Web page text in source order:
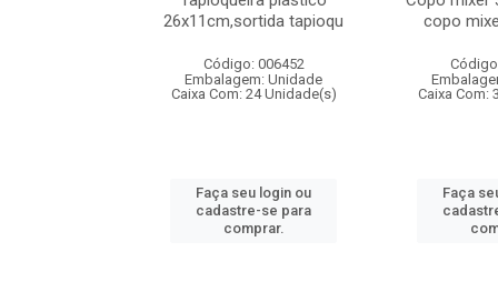
26x11cm,sortida tapioqu
Código: 006452
Embalagem: Unidade
Caixa Com: 24 Unidade(s)
Faça seu login ou
cadastre-se para
comprar.
copo
Caixa Com:
Faça